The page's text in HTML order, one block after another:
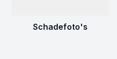
Schadefoto's